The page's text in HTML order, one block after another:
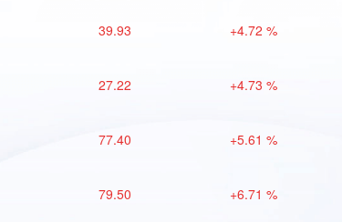
39.93 +4.72 %
27.22 +4.73 %
77.40 +5.61 %
79.50 +6.71 %